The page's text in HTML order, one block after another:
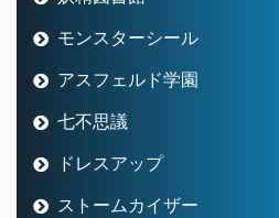
モンスターシール
アスフェルド学園
七不思議
ドレスアップ
ストームカイザー